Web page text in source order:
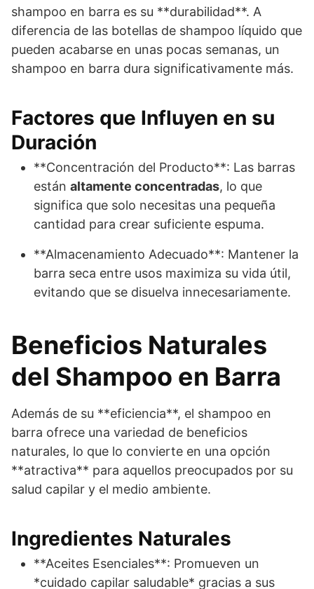
shampoo en barra es su **durabilidad**. A
diferencia de las botellas de shampoo líquido que
pueden acabarse en unas pocas semanas, un
shampoo en barra dura significativamente más.
Factores que Influyen en su
Duración
**Concentración del Producto**: Las barras
están altamente concentradas, lo que
significa que solo necesitas una pequeña
cantidad para crear suficiente espuma.
**Almacenamiento Adecuado**: Mantener la
barra seca entre usos maximiza su vida útil,
evitando que se disuelva innecesariamente.
Beneficios Naturales
del Shampoo en Barra
Además de su **eficiencia**, el shampoo en
barra ofrece una variedad de beneficios
naturales, lo que lo convierte en una opción
**atractiva** para aquellos preocupados por su
salud capilar y el medio ambiente.
Ingredientes Naturales
**Aceites Esenciales**: Promueven un
*cuidado capilar saludable* gracias a sus